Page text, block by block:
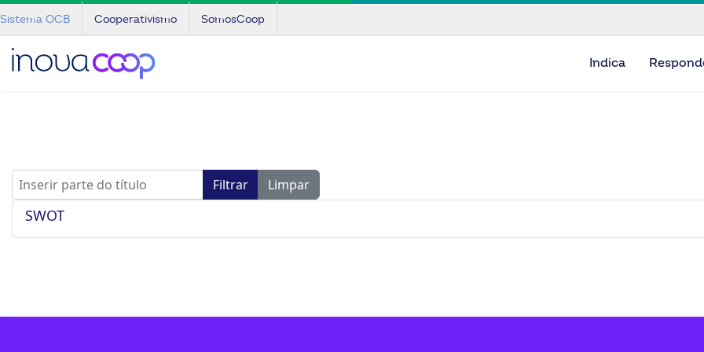
Sistema OCB Cooperativismo SomosCoop
Indica
Inserir parte do título Filtrar Limpar
SWOT